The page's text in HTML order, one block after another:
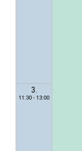
3.
11:30 - 13:00